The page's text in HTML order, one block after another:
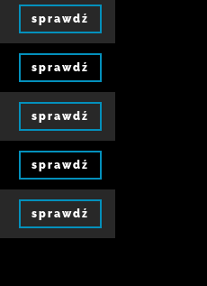
sprawdź
sprawdź
sprawdź
sprawdź
sprawdź